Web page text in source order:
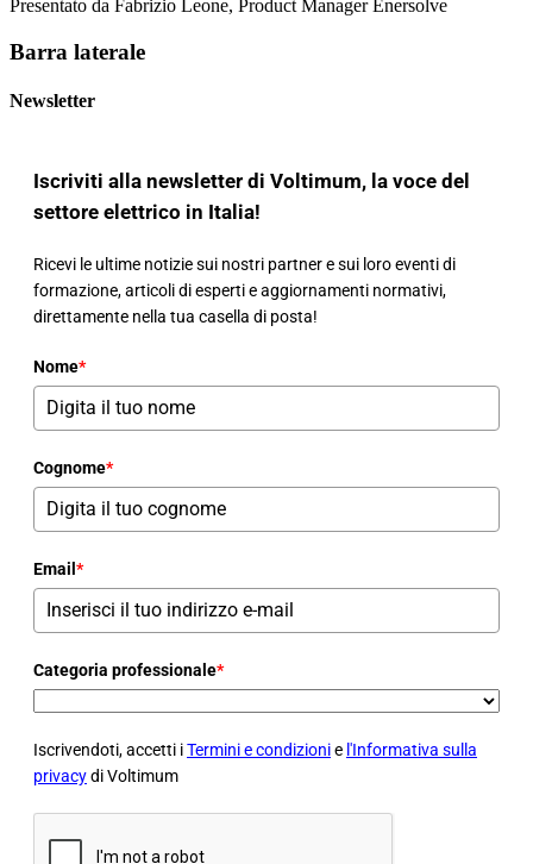
Presentato da Fabrizio Leone, Product Manager Enersolve
Barra laterale
Newsletter
Iscriviti alla newsletter di Voltimum, la voce del
settore elettrico in Italia!
Ricevi le ultime notizie sui nostri partner e sui loro eventi di
formazione, articoli di esperti e aggiornamenti normativi,
direttamente nella tua casella di posta!
Nome*
Cognome*
Email *
Categoria professionale*
Iscrivendoti, accetti iTermini e condizionie l'Informativa sulla
privacydi Voltimum